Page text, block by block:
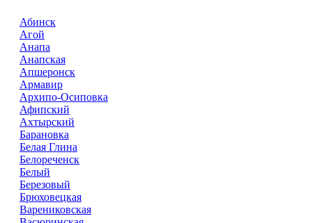
Абинск
Агой
Анапа
Анапская
Апшеронск
Армавир
Архипо-Осиповка
Афипский
Ахтырский
Барановка
Белая Глина
Белореченск
Белый
Березовый
Брюховецкая
Варениковская